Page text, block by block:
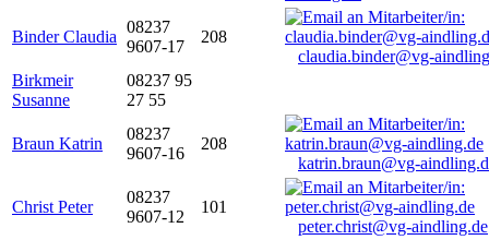
Binder Claudia
08237
9607-17
208
claudia.binder@vg-
Birkmeir
Susanne
08237 95
27 55
Braun Katrin
08237
9607-16
208
katrin.braun@vg-
Christ Peter
08237
9607-12
101
peter.christ@vg-aindling.de